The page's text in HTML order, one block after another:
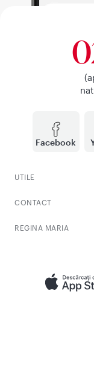
Facebook
UTILE
CONTACT
REGINA MARIA